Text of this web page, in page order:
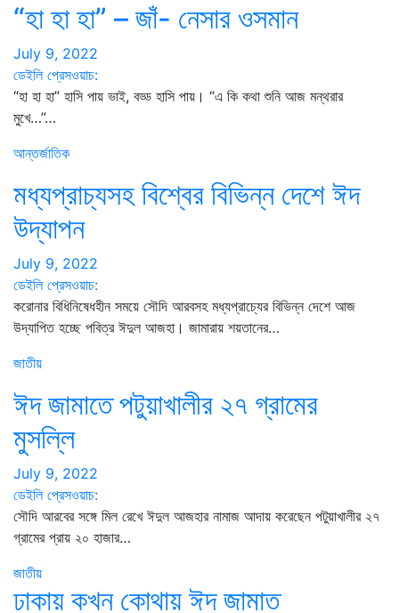
“হা হা হা” – জাঁ- নেসার ওসমান
July 9, 2022
ডেইলি প্রেসওয়াচ:
“হা হা হা” হাসি পায় ভাই, বড্ড হাসি পায়। “এ কি কথা শুনি আজ মন্থরার
মুখে…”…
আন্তর্জাতিক
মধ্যপ্রাচ্যসহ বিশ্বের বিভিন্ন দেশে ঈদ
উদ্‌যাপন
July 9, 2022
ডেইলি প্রেসওয়াচ:
করোনার বিধিনিষেধহীন সময়ে সৌদি আরবসহ মধ্যপ্রাচ্যের বিভিন্ন দেশে আজ
উদ্‌যাপিত হচ্ছে পবিত্র ঈদুল আজহা। জামারায় শয়তানের…
জাতীয়
ঈদ জামাতে পটুয়াখালীর ২৭ গ্রামের
মুসল্লি
July 9, 2022
ডেইলি প্রেসওয়াচ:
সৌদি আরবের সঙ্গে মিল রেখে ঈদুল আজহার নামাজ আদায় করেছেন পটুয়াখালীর ২৭
গ্রামের প্রায় ২০ হাজার…
জাতীয়
ঢাকায় কখন কোথায় ঈদ জামাত